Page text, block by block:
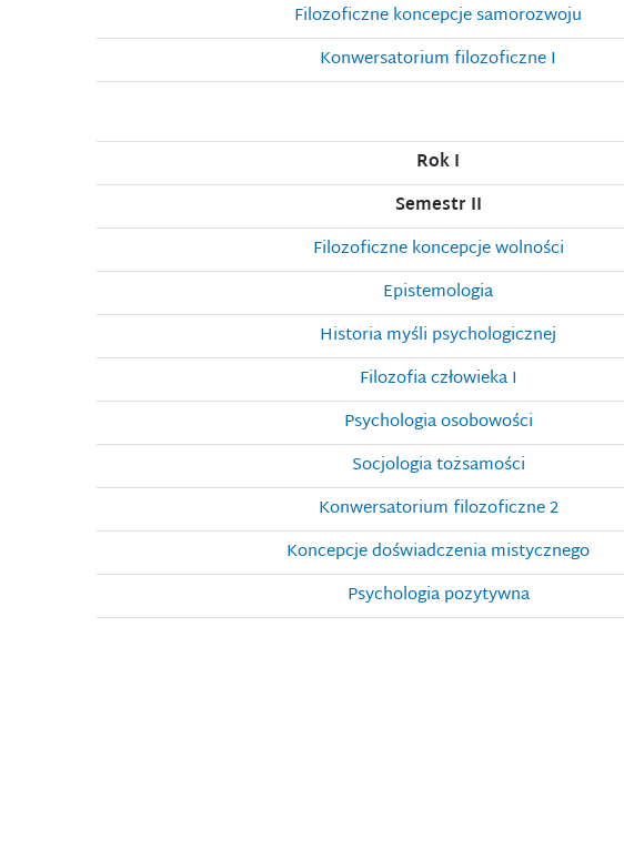
Filozoficzne koncepcje samorozwoju
Konwersatorium filozoficzne I
Rok I
Semestr II
Filozoficzne koncepcje wolności
Epistemologia
Historia myśli psychologicznej
Filozofia człowieka I
Psychologia osobowości
Socjologia tożsamości
Konwersatorium filozoficzne 2
Koncepcje doświadczenia mistycznego
Psychologia pozytywna